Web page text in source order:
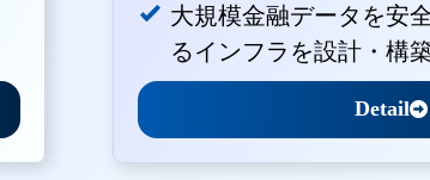
大規模金融データを安
るインフラを設計・構
Detail